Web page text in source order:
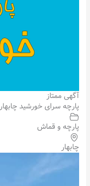
آگهی ممتاز
پارچه سرای خورشید چابهار
پارچه و قماش
چابهار